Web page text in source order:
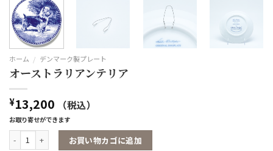
ホーム / デンマーク製プレート
オーストラリアンテリア
¥13,200 （税込）
お取り寄せができます
オーストラリアンテリア個お買い物カゴに追加